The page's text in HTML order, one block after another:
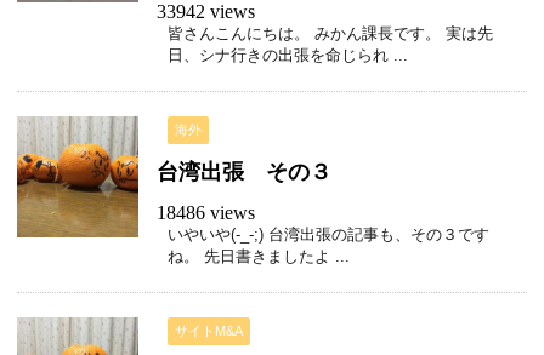
33942 views
皆さんこんにちは。 みかん課長です。 実は先
日、シナ行きの出張を命じられ ...
海外
台湾出張 その３
18486 views
いやいや(-_-;) 台湾出張の記事も、その３です
ね。 先日書きましたよ ...
サイトM&A